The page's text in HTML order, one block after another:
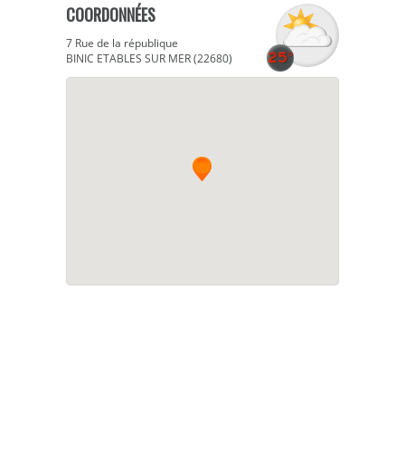
COORDONNÉES
7 Rue de la république
BINIC ETABLES SUR MER (22680)